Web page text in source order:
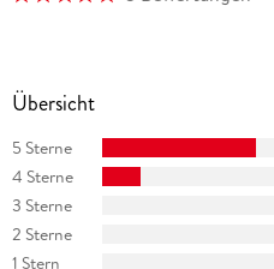
Übersicht
5 Sterne
4 Sterne
3 Sterne
2 Sterne
1 Stern